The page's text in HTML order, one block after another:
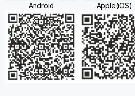
Android Apple(iOS)